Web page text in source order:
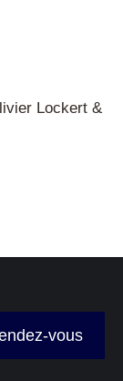
Lockert &
vous